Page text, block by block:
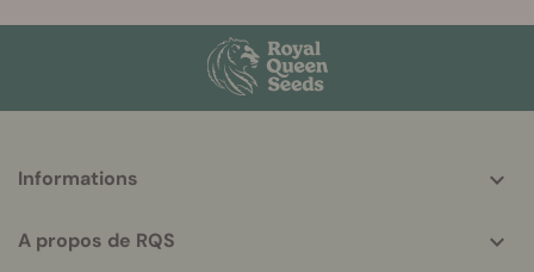
helpful
Informations
A propos de RQS